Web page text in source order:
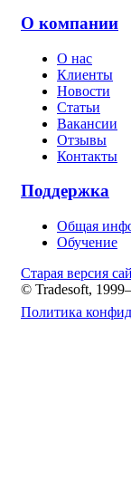
О компании
О нас
Клиенты
Новости
Статьи
Вакансии
Отзывы
Контакты
Поддержка
Общая
Обучение
Старая версия
© Tradesoft,
Политика